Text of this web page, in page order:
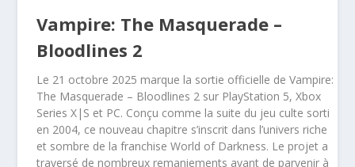
Vampire: The Masquerade –
Bloodlines 2
Le 21 octobre 2025 marque la sortie officielle de Vampire:
The Masquerade – Bloodlines 2 sur PlayStation 5, Xbox
Series X|S et PC. Conçu comme la suite du jeu culte sorti
en 2004, ce nouveau chapitre s’inscrit dans l’univers riche
et sombre de la franchise World of Darkness. Le projet a
traversé de nombreux remaniements avant de parvenir à